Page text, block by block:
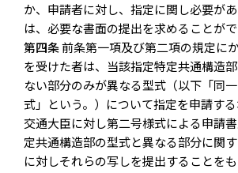
か、申請者に対し、指定に関し必要が
は、必要な書面の提出を求めることがで
第四条前条第一項及び第二項の規定に
を受けた者は、当該指定特定共通構造
ない部分のみが異なる型式（以下「同
式」という。）について指定を申請す
交通大臣に対し第二号様式による申請
定共通構造部の型式と異なる部分に関
に対しそれらの写しを提出することを